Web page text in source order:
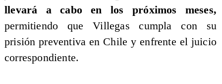
llevará a cabo en los próximos meses,
permitiendo que Villegas cumpla con su
prisión preventiva en Chile y enfrente el juicio
correspondiente.